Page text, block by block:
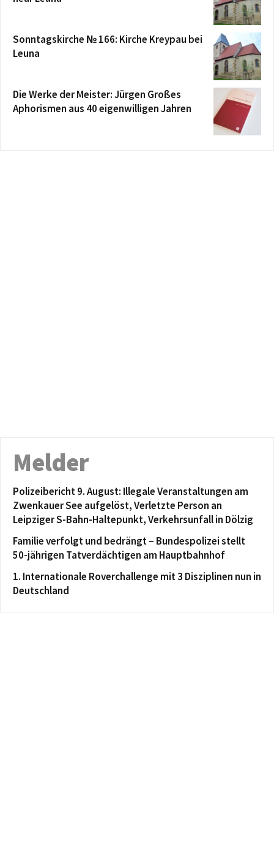
Sonntagskirche № 166: Kirche Kreypau bei
Leuna
Die Werke der Meister: Jürgen Großes
Aphorismen aus 40 eigenwilligen Jahren
Melder
Polizeibericht 9. August: Illegale Veranstaltungen am
Zwenkauer See aufgelöst, Verletzte Person an
Leipziger S-Bahn-Haltepunkt, Verkehrsunfall in Dölzig
Familie verfolgt und bedrängt – Bundespolizei stellt
50-jährigen Tatverdächtigen am Hauptbahnhof
1. Internationale Roverchallenge mit 3 Disziplinen nun in
Deutschland